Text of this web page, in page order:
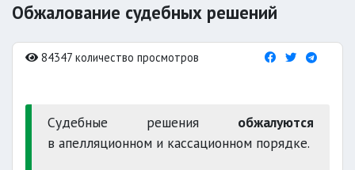
Обжалование судебных решений
84347 количество просмотров
Судебные решения обжалуются
в апелляционном и кассационном порядке.